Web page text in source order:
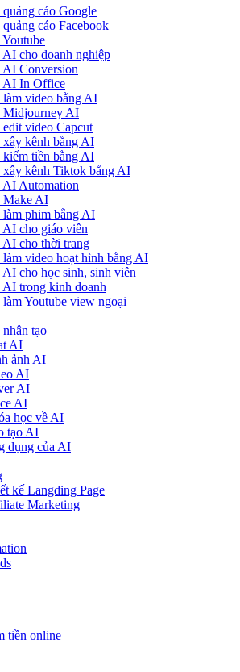
cáo Google
cáo Facebook
cho doanh nghiệp
Conversion
AI In Office
video bằng AI
Midjourney AI
video Capcut
kênh bằng AI
tiền bằng AI
xây kênh Tiktok bằng AI
AI Automation
Make AI
phim bằng AI
cho giáo viên
AI cho thời trang
video hoạt hình bằng AI
cho học sinh, sinh viên
trong kinh doanh
Youtube view ngoại
tạo
AI
ảnh AI
AI
AI
AI
học về AI
tạo AI
dụng của AI
kế Langding Page
Marketing
tiền online